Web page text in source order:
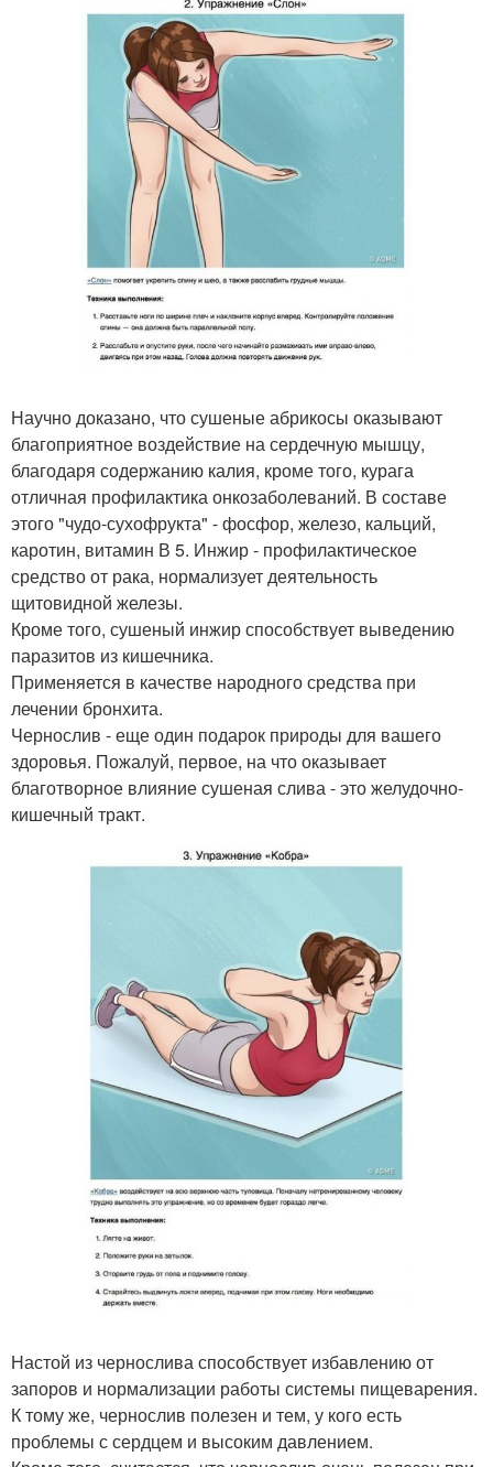
Научно доказано, что сушеные абрикосы оказывают
благоприятное воздействие на сердечную мышцу,
благодаря содержанию калия, кроме того, курага
отличная профилактика онкозаболеваний. В составе
этого "чудо-сухофрукта" - фосфор, железо, кальций,
каротин, витамин В 5. Инжир - профилактическое
средство от рака, нормализует деятельность
щитовидной железы.
Кроме того, сушеный инжир способствует выведению
паразитов из кишечника.
Применяется в качестве народного средства при
лечении бронхита.
Чернослив - еще один подарок природы для вашего
здоровья. Пожалуй, первое, на что оказывает
благотворное влияние сушеная слива - это желудочно-
кишечный тракт.
Настой из чернослива способствует избавлению от
запоров и нормализации работы системы пищеварения.
К тому же, чернослив полезен и тем, у кого есть
проблемы с сердцем и высоким давлением.